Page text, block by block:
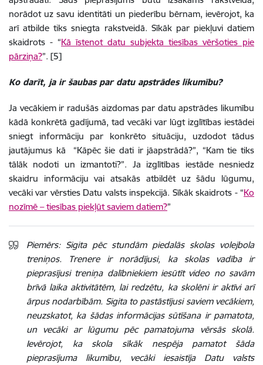
norādot uz savu identitāti un piederību bērnam, ievērojot, ka
arī atbilde tiks sniegta rakstveidā. Sīkāk par piekļuvi datiem
skaidrots - “Kā īstenot datu subjekta tiesības vēršoties pie
pārziņa?”. [5]
Ko darīt, ja ir šaubas par datu apstrādes likumību?
Ja vecākiem ir radušās aizdomas par datu apstrādes likumību
kādā konkrētā gadījumā, tad vecāki var lūgt izglītības iestādei
sniegt informāciju par konkrēto situāciju, uzdodot tādus
jautājumus kā “Kāpēc šie dati ir jāapstrādā?”, “Kam tie tiks
tālāk nodoti un izmantoti?”. Ja izglītības iestāde nesniedz
skaidru informāciju vai atsakās atbildēt uz šādu lūgumu,
vecāki var vērsties Datu valsts inspekcijā. Sīkāk skaidrots - “Ko
nozīmē – tiesības piekļūt saviem datiem?”
Piemērs: Sigita pēc stundām piedalās skolas volejbola
treniņos. Trenere ir norādījusi, ka skolas vadība ir
pieprasījusi treniņa dalībniekiem iesūtīt video no savām
brīvā laika aktivitātēm, lai redzētu, ka skolēni ir aktīvi arī
ārpus nodarbībām. Sigita to pastāstījusi saviem vecākiem,
neuzskatot, ka šādas informācijas sūtīšana ir pamatota,
un vecāki ar lūgumu pēc pamatojuma vērsās skolā.
Ievērojot, ka skola sīkāk nespēja pamatot šāda
pieprasījuma likumību, vecāki iesaistīja Datu valsts